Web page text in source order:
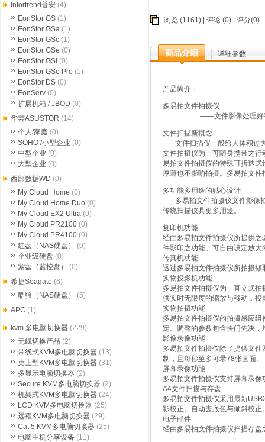
浏览 (1161) | 评论 (0) | 评分(0)
商品介绍 详细参数
产品简介：
多易拍文件拍摄仪
——文件影像处理好
文件扫描新概念
文件扫描仪一般给人体积过大
文件拍摄仪为一可随身携带之
易拍文件拍摄仪的特殊可折迭
厚薄也不影响拍摄。多易拍文
多功能多用途的贴心设计
多易拍文件拍摄仪文件影像拍
传统扫描仪具更多用途。
复印机功能
经由多易拍文件拍摄仪所提供
件影印之功能。可自由设定放
传真机功能
透过多易拍文件拍摄仪所拍摄
实物投影机功能
多易拍文件拍摄仪为一直立式
供实时无限度的缩放与移动，
实物拍摄功能
多易拍文件拍摄仪的拍摄感应
定。调整的参数包含快门先决
影像录像功能
多易拍文件拍摄仪除了提供文
制，且每秒至多可录78张画面。
屏幕录像功能
多易拍文件拍摄仪支持屏幕录
A4文件扫描与存盘
多易拍文件拍摄仪采用最新
影校正、自动去底色与倾斜校
电子邮件
经由多易拍文件拍摄仪扫描存
Infortrend普安 (4)
EonStor GS (1)
EonStor GSa (1)
EonStor GSc (1)
EonStor GSe (0)
EonStor GSi (0)
EonStor GSe Pro (1)
EonStor DS (0)
EonServ (0)
扩展机箱 / JBOD (0)
华芸ASUSTOR (14)
个人/家庭 (0)
SOHO /小型企业 (0)
中型企业 (0)
大型企业 (0)
西部数据WD (0)
My Cloud Home (0)
My Cloud Home Duo (0)
My Cloud EX2 Ultra (0)
My Cloud PR2100 (0)
My Cloud PR4100 (0)
红盘（NAS硬盘）
(0)
企业级硬盘 (0)
紫盘（监控盘）
(0)
希捷Seagate (6)
酷狼（NAS硬盘）
(5)
APC (1)
kvm 多电脑切换器 (229)
无线切换产品 (2)
带线式KVM多电脑切换器 (13)
桌上型KVM多电脑切换器 (31)
多显示电脑切换器 (2)
Secure KVM多电脑切换器 (2)
机架式KVM多电脑切换器 (24)
LCD KVM多电脑切换器 (25)
远程KVM多电脑切换器 (29)
Cat 5 KVM多电脑切换器 (25)
电脑主机分享设备 (11)